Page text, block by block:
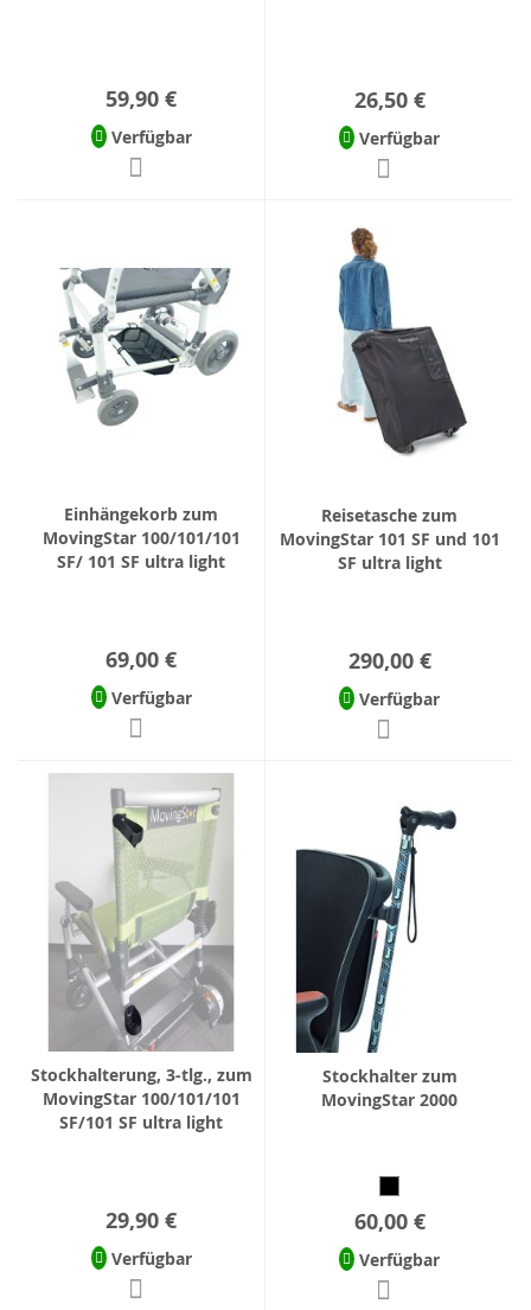
59,90 €
Verfügbar
26,50 €
Verfügbar
Einhängekorb zum
MovingStar 100/101/101
SF/ 101 SF ultra light
69,00 €
Verfügbar
Reisetasche zum
MovingStar 101 SF und 101
SF ultra light
290,00 €
Verfügbar
Stockhalterung, 3-tlg., zum
MovingStar 100/101/101
SF/101 SF ultra light
29,90 €
Verfügbar
Stockhalter zum
MovingStar 2000
60,00 €
Verfügbar